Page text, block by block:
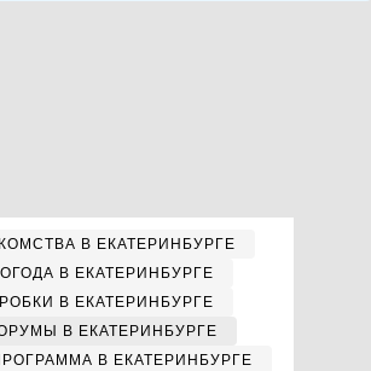
В ЕКАТЕРИНБУРГЕ
В ЕКАТЕРИНБУРГЕ
В ЕКАТЕРИНБУРГЕ
В ЕКАТЕРИНБУРГЕ
В ЕКАТЕРИНБУРГЕ